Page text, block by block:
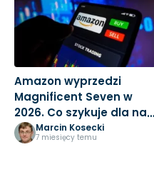
Amazon wyprzedzi
Magnificent Seven w
2026. Co szykuje dla nas
Jeff Bezos?
Marcin Kosecki
7 miesięcy temu